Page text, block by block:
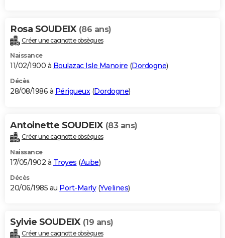
Rosa SOUDEIX (86 ans)
Créer une cagnotte obsèques
Naissance
11/02/1900 à Boulazac Isle Manoire (Dordogne)
Décès
28/08/1986 à Périgueux(Dordogne)
Antoinette SOUDEIX (83 ans)
Créer une cagnotte obsèques
Naissance
17/05/1902 à Troyes (Aube)
Décès
20/06/1985 au Port-Marly(Yvelines)
Sylvie SOUDEIX (19 ans)
Créer une cagnotte obsèques